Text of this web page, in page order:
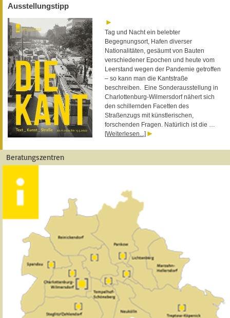
Ausstellungstipp
Tag und Nacht ein belebter
Begegnungsort, Hafen diverser
Nationalitäten, gesäumt von Bauten
verschiedener Epochen und heute vom
Leerstand wegen der Pandemie getroffen
– so kann man die Kantstraße
beschreiben. Eine Sonderausstellung in
Charlottenburg-Wilmersdorf nähert sich
den schillernden Facetten des
Straßenzugs mit künstlerischen,
forschenden Fragen. Natürlich ist die …
[Weiterlesen...]
Beratungszentren